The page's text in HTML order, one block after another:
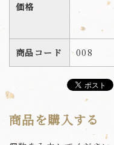
価格
商品コード 008
商品を購入する